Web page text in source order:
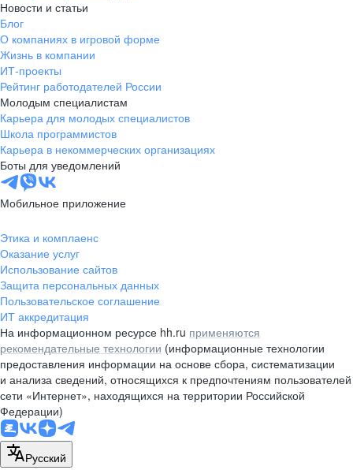
Новосибирск
ул. Большевистская, д. 35,
помещение 21
+7 383 207-94-64
pr@nsk.hh.ru
Минск
пр-т Дзержинского, д. 57,
10 этаж, помещение 45-1
pr@rabota.by
Алматы
пр. Абая, д. 151, БЦ Алатау,
12 этаж, офис 1209
+7 727 232-13-13
pr@headhunter.com.kz
Новости и статьи
Блог
О компаниях в игровой форме
Жизнь в компании
ИТ-проекты
Рейтинг работодателей России
Молодым специалистам
Карьера для молодых специалистов
Школа программистов
Карьера в некоммерческих организациях
Боты для уведомлений
Мобильное приложение
Этика и комплаенс
Оказание услуг
Использование сайтов
Защита персональных данных
Пользовательское соглашение
ИТ аккредитация
На информационном ресурсе hh.ru применяются
рекомендательные технологии (информационные технологии
предоставления информации на основе сбора, систематизации
и анализа сведений, относящихся к предпочтениям пользователей
сети «Интернет», находящихся на территории Российской
Федерации)
Русский